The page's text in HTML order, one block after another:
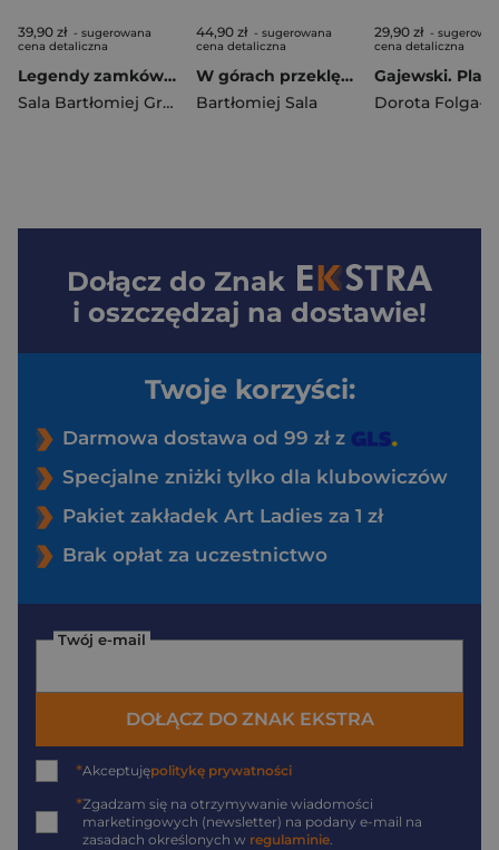
39,90 zł - sugerowana
cena detaliczna
Legendy zamków sudeckich. Legendarz
Sala Bartłomiej Grzegorz
44,90 zł - sugerowana
cena detaliczna
W górach przeklętych. Wampiry Alp, Rudaw, Sudetów, Karpat i Bałkanów
Bartłomiej Sala
29,90 zł -
cena detaliczna
Gajewski.
Dołącz do Znak
i oszczędzaj na dostawie!
Twoje korzyści:
Darmowa dostawa od 99 zł z
Specjalne zniżki tylko dla klubowiczów
Pakiet zakładek Art Ladies za 1 zł
Brak opłat za uczestnictwo
Twój e-mail
DOŁĄCZ DO ZNAK EKSTRA
*Akceptujępolitykę prywatności
*Zgadzam się na otrzymywanie wiadomości
marketingowych (newsletter) na podany e-mail na
zasadach określonych w regulaminie.